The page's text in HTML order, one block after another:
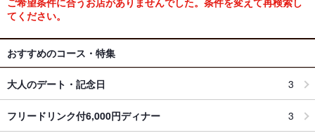
てください。
おすすめのコース・特集
大人のデート・記念日 3
フリードリンク付6,000円ディナー 3